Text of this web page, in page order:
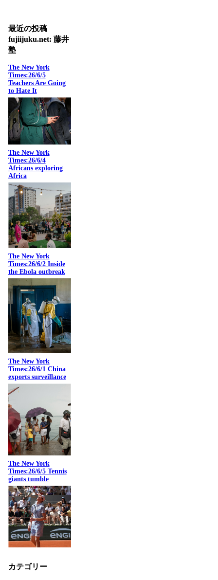
最近の投稿
fujiijuku.net: 藤井
塾
The New York
Times:26/6/5
Teachers Are Going
to Hate It
The New York
Times:26/6/4
Africans exploring
Africa
The New York
Times:26/6/2 Inside
the Ebola outbreak
The New York
Times:26/6/1 China
exports surveillance
The New York
Times:26/6/5 Tennis
giants tumble
カテゴリー